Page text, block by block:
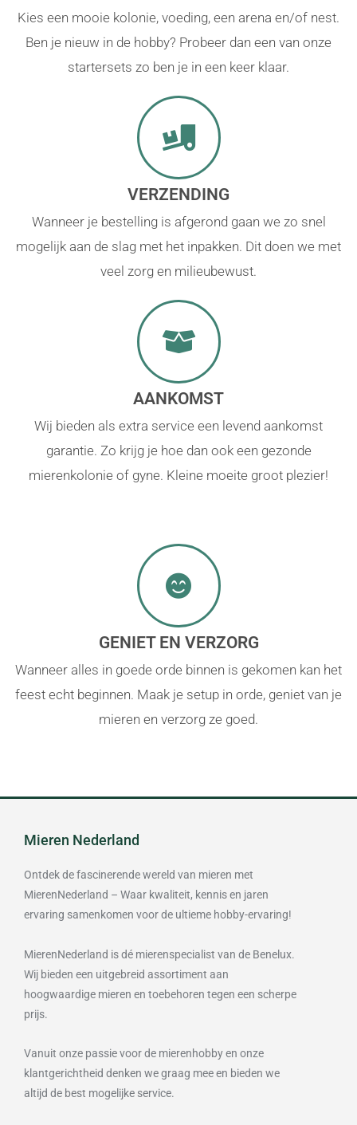
Kies een mooie kolonie, voeding, een arena en/of nest.
Ben je nieuw in de hobby? Probeer dan een van onze
startersets zo ben je in een keer klaar.
VERZENDING
Wanneer je bestelling is afgerond gaan we zo snel
mogelijk aan de slag met het inpakken. Dit doen we met
veel zorg en milieubewust.
AANKOMST
Wij bieden als extra service een levend aankomst
garantie. Zo krijg je hoe dan ook een gezonde
mierenkolonie of gyne. Kleine moeite groot plezier!
GENIET EN VERZORG
Wanneer alles in goede orde binnen is gekomen kan het
feest echt beginnen. Maak je setup in orde, geniet van je
mieren en verzorg ze goed.
Mieren Nederland
Ontdek de fascinerende wereld van mieren met
MierenNederland – Waar kwaliteit, kennis en jaren
ervaring samenkomen voor de ultieme hobby-ervaring!
MierenNederland is dé mierenspecialist van de Benelux.
Wij bieden een uitgebreid assortiment aan
hoogwaardige mieren en toebehoren tegen een scherpe
prijs.
Vanuit onze passie voor de mierenhobby en onze
klantgerichtheid denken we graag mee en bieden we
altijd de best mogelijke service.